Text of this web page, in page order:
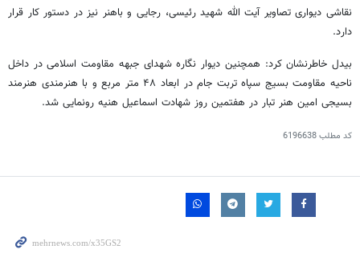
نقاشی دیواری تصاویر آیت الله شهید رئیسی، رجایی و باهنر نیز در دستور کار قرار
دارد.
بیدل خاطرنشان کرد: همچنین دیوار نگاره شهدای جبهه مقاومت اسلامی در داخل
ناحیه مقاومت بسیج سپاه تربت جام در ابعاد ۴۸ متر مربع و با هنرمندی هنرمند
بسیجی امین هنر تبار در هفتمین روز شهادت اسماعیل هنیه رونمایی شد.
کد مطلب6196638